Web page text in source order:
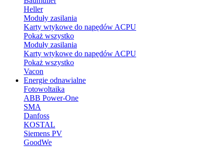
Heller
Moduły zasilania
Karty wtykowe do napędów ACPU
Pokaż wszystko
Moduły zasilania
Karty wtykowe do napędów ACPU
Pokaż wszystko
Vacon
Energie odnawialne
Fotowoltaika
ABB Power-One
SMA
Danfoss
KOSTAL
Siemens PV
GoodWe